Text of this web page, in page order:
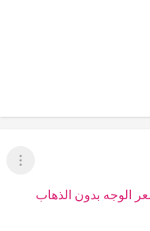
عرض
الوجه بدون الذهاب